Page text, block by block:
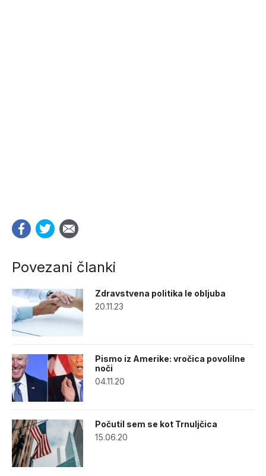
Povezani članki
Zdravstvena politika le obljuba
20.11.23
Pismo iz Amerike: vročica povolilne
noči
04.11.20
Počutil sem se kot Trnuljčica
15.06.20